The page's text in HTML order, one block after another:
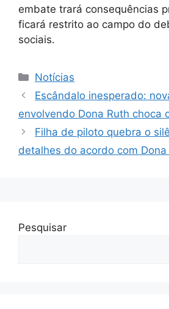
embate trará consequências
ficará restrito ao campo do
sociais.
Categorias
Notícias
Escândalo inesperado:
envolvendo Dona Ruth choca
Filha de piloto quebra o
detalhes do acordo com
Pesquisar